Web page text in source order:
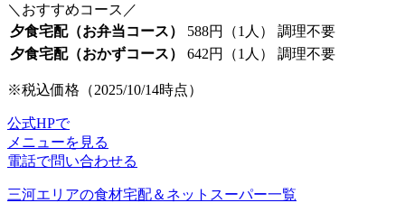
＼おすすめコース／
夕食宅配（お弁当コース）
588円（1人）
調理不要
夕食宅配（おかずコース）
642円（1人） 調理不要
※税込価格（2025/10/14時点）
公式HPで
メニューを見る
電話で問い合わせる
三河エリアの食材宅配＆ネットスーパー一覧